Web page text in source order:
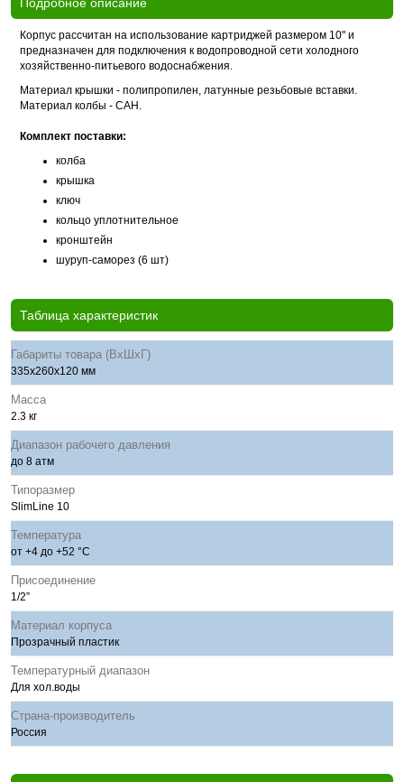
Корпус рассчитан на использование картриджей размером 10" и
предназначен для подключения к водопроводной сети холодного
хозяйственно-питьевого водоснабжения.
Материал крышки - полипропилен, латунные резьбовые вставки.
Материал колбы - САН.
Комплект поставки:
колба
крышка
ключ
кольцо уплотнительное
кронштейн
шуруп-саморез (6 шт)
Таблица характеристик
Габариты товара (ВхШхГ)
335х260х120 мм
Масса
2.3 кг
Диапазон рабочего давления
до 8 атм
Типоразмер
SlimLine 10
Температура
от +4 до +52 °С
Присоединение
1/2”
Материал корпуса
Прозрачный пластик
Температурный диапазон
Для хол.воды
Страна-производитель
Россия